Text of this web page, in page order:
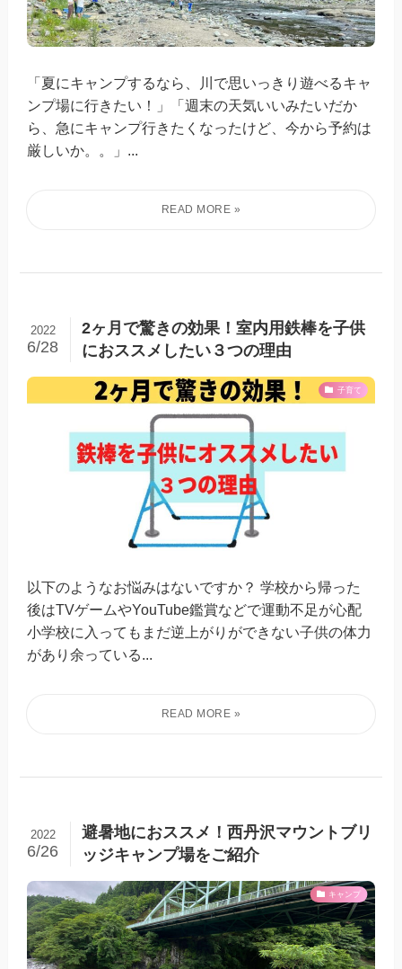
「夏にキャンプするなら、川で思いっきり遊べるキャ
ンプ場に行きたい！」「週末の天気いいみたいだか
ら、急にキャンプ行きたくなったけど、今から予約は
厳しいか。。」...
2ヶ月で驚きの効果！室内用鉄棒を子供
におススメしたい３つの理由
2022
6/28
子育て
以下のようなお悩みはないですか？ 学校から帰った
後はTVゲームやYouTube鑑賞などで運動不足が心配
小学校に入ってもまだ逆上がりができない子供の体力
があり余っている...
避暑地におススメ！西丹沢マウントブリ
ッジキャンプ場をご紹介
2022
6/26
キャンプ